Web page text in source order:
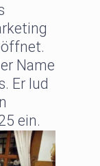
Name
Er lud
ein.